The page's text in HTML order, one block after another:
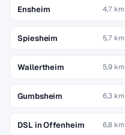
Ensheim 4,7 km
Spiesheim 5,7 km
Wallertheim 5,9 km
Gumbsheim 6,3 km
DSL in Offenheim 6,8 km